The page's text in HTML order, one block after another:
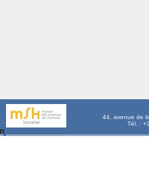
44, avenue de
Tél. :